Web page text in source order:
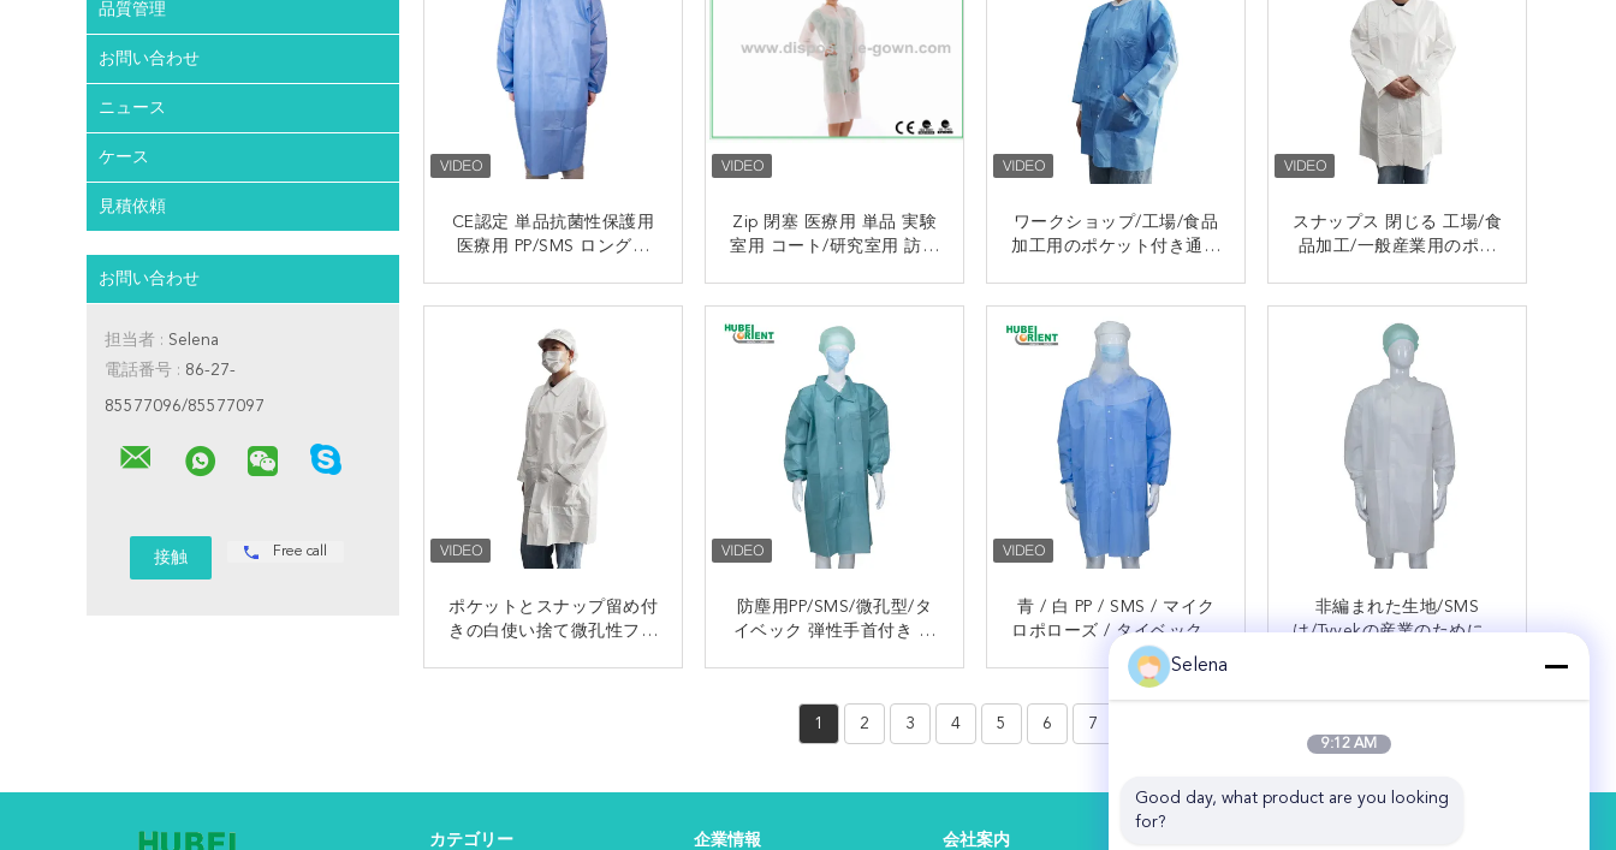
品質管理
お問い合わせ
ニュース
ケース
見積依頼
お問い合わせ
担当者 : Selena
電話番号 : 86-27-
85577096/85577097
Free call
CE認定 単品抗菌性保護用
医療用 PP/SMS ロングラ
接触
Zip 閉塞 医療用 単品 実験
室用 コート/研究室用 訪問
接触
ワークショップ/工場/食品
加工用のポケット付き通気
接触
スナップス 閉じる 工場/食
品加工/一般産業用のポケ
接触
ポケットとスナップ留め付
きの白使い捨て微孔性フィ
防塵用PP/SMS/微孔型/タ
イベック 弾性手首付き 防
青 / 白 PP / SMS / マイク
ロポローズ / タイベックの
使い捨てラボコート
非編まれた生地/SMS
は/Tyvekの産業のために使
1 2 3 4 5 6 7
カテゴリー 企業情報 会社案内
Selena
9:12 AM
Good day, what product are you looking
for?